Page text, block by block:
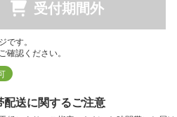
受付期間外
です。
確認ください。
配送に関するご注意